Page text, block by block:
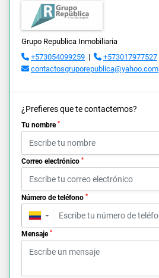
Grupo Republica Inmobiliaria
+573054099259 |
+573017977527
contactosgruporepublica@yahoo.com
¿Prefieres que te contactemos?
Tu nombre *
Correo electrónico *
Número de teléfono *
▼
Mensaje *